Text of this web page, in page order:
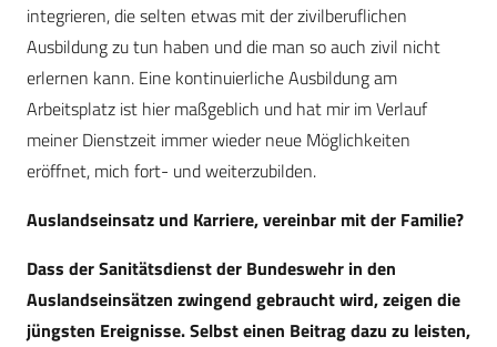
integrieren, die selten etwas mit der zivilberuflichen
Ausbildung zu tun haben und die man so auch zivil nicht
erlernen kann. Eine kontinuierliche Ausbildung am
Arbeitsplatz ist hier maßgeblich und hat mir im Verlauf
meiner Dienstzeit immer wieder neue Möglichkeiten
eröffnet, mich fort- und weiterzubilden.
Auslandseinsatz und Karriere, vereinbar mit der Familie?
Dass der Sanitätsdienst der Bundeswehr in den
Auslandseinsätzen zwingend gebraucht wird, zeigen die
jüngsten Ereignisse. Selbst einen Beitrag dazu zu leisten,